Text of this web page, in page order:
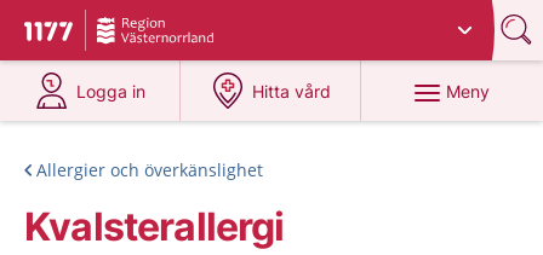
Till startsidan för 1177
Du har valt region
Logga in
på 1177.se
Hitta vård
på 1177.se
Meny
Allergier och överkänslighet
Kvalsterallergi